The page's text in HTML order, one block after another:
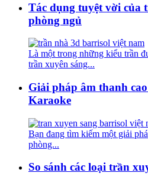
Tác dụng tuyệt vời của
phòng ngủ
Là một trong những kiểu trần
trần xuyên sáng...
Giải pháp âm thanh
Karaoke
Bạn đang tìm kiếm một giải
phòng...
So sánh các loại trần